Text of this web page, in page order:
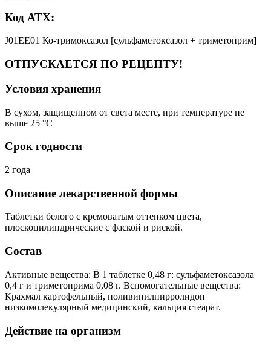
Код АТХ:
J01EE01 Ко-тримоксазол [сульфаметоксазол + триметоприм]
ОТПУСКАЕТСЯ ПО РЕЦЕПТУ!
Условия хранения
В сухом, защищенном от света месте, при температуре не
выше 25 °C
Срок годности
2 года
Описание лекарственной формы
Таблетки белого с кремоватым оттенком цвета,
плоскоцилиндрические с фаской и риской.
Состав
Активные вещества: В 1 таблетке 0,48 г: сульфаметоксазола
0,4 г и триметоприма 0,08 г. Вспомогательные вещества:
Крахмал картофельный, поливинилпирролидон
низкомолекулярный медицинский, кальция стеарат.
Действие на организм